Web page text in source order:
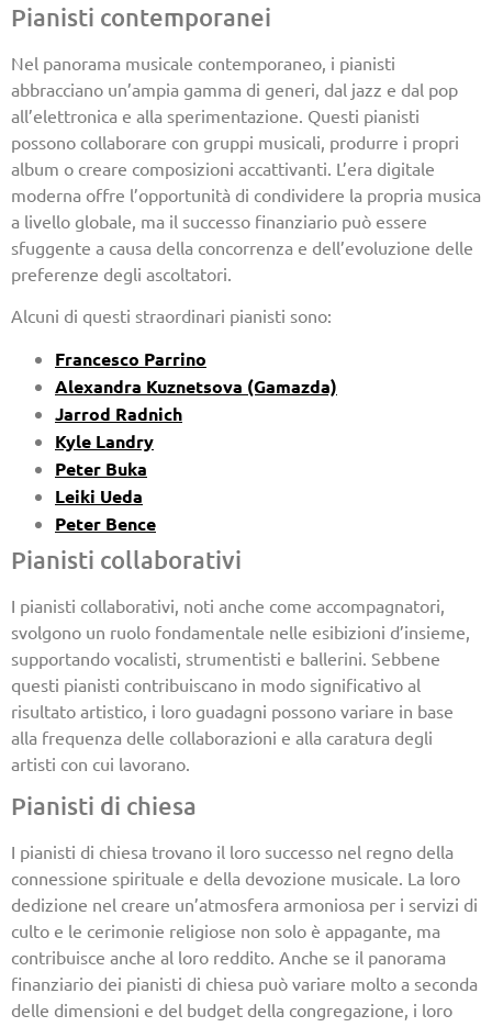
Pianisti contemporanei
Nel panorama musicale contemporaneo, i pianisti
abbracciano un’ampia gamma di generi, dal jazz e dal pop
all’elettronica e alla sperimentazione. Questi pianisti
possono collaborare con gruppi musicali, produrre i propri
album o creare composizioni accattivanti. L’era digitale
moderna offre l’opportunità di condividere la propria musica
a livello globale, ma il successo finanziario può essere
sfuggente a causa della concorrenza e dell’evoluzione delle
preferenze degli ascoltatori.
Alcuni di questi straordinari pianisti sono:
Francesco Parrino
Alexandra Kuznetsova (Gamazda)
Jarrod Radnich
Kyle Landry
Peter Buka
Leiki Ueda
Peter Bence
Pianisti collaborativi
I pianisti collaborativi, noti anche come accompagnatori,
svolgono un ruolo fondamentale nelle esibizioni d’insieme,
supportando vocalisti, strumentisti e ballerini. Sebbene
questi pianisti contribuiscano in modo significativo al
risultato artistico, i loro guadagni possono variare in base
alla frequenza delle collaborazioni e alla caratura degli
artisti con cui lavorano.
Pianisti di chiesa
I pianisti di chiesa trovano il loro successo nel regno della
connessione spirituale e della devozione musicale. La loro
dedizione nel creare un’atmosfera armoniosa per i servizi di
culto e le cerimonie religiose non solo è appagante, ma
contribuisce anche al loro reddito. Anche se il panorama
finanziario dei pianisti di chiesa può variare molto a seconda
delle dimensioni e del budget della congregazione, i loro